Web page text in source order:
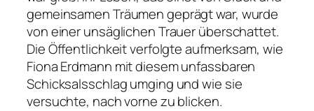
gemeinsamen Träumen geprägt war, wurde
von einer unsäglichen Trauer überschattet.
Die Öffentlichkeit verfolgte aufmerksam, wie
Fiona Erdmann mit diesem unfassbaren
Schicksalsschlag umging und wie sie
versuchte, nach vorne zu blicken.